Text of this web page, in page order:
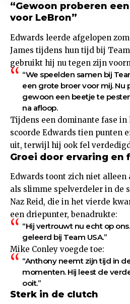
“Gewoon proberen
voor LeBron”
Edwards leerde afgelopen
James tijdens hun tijd bij
gebruikt hij nu tegen zijn
“We speelden samen bij
een grote broer voor mij. Nu
gewoon een beetje te
na afloop.
Tijdens een dominante fase
scoorde Edwards tien punten
uit, terwijl hij ook fel
Groei door ervaring en
Edwards toont zich niet alleen
als slimme spelverdeler in de
Naz Reid, die in het vierde
een driepunter, benadrukte:
“Hij vertrouwt nu echt op
geleerd bij Team USA.”
Mike Conley voegde toe:
“Anthony neemt zijn tijd in
momenten. Hij leest de
ooit.”
Sterk in de clutch